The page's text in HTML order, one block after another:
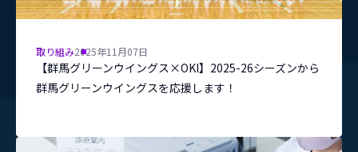
取り組み2025年11月07日
【群馬グリーンウイングス×OKI】2025-26シーズンから
群馬グリーンウイングスを応援します！